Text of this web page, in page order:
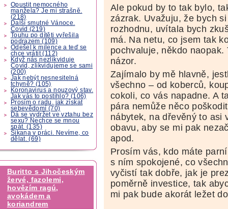
Opustit nemocného
manžela? Je mi strašně.
(218)
Další smutné Vánoce.
Covid (219)
Touhu po dítěti vyřešila
podrazem (109)
Odešel k milence a teď se
chce vrátit (112)
Když nás nezlikviduje
Covid, zlikvidujeme se sami
(200)
Jak nebýt nesnesitelná
tchyně? (105)
Koronavirus a nouzový stav.
Jak vás to postihlo? (106)
Prosím o radu, jak získat
sebevědomí (70)
Dá se vydržet ve vztahu bez
sexu? Nechce se mnou
spát. (135)
Šikana v práci. Nevíme, co
dělat. (69)
Buritto s Jihočeským
žervé, fazolemi,
hovězím ragú,
avokádem a
koriandrem
Ale pokud by to tak bylo,
zázrak. Uvažuju, že bych
rozhodnu, uvítala bych
má. Na netu, co jsem tak
pochvaluje, někdo
názor.
Zajímalo by mě hlavně,
všechno – od koberců,
cokoli, co vás napadne. A
pára nemůže něco
nábytek, na dřevěný to asi
obavu, aby se mi pak
apod.
Prosím vás, kdo máte
s ním spokojené, co
vyčistí tak dobře, jak je
poměrně investice, tak
mi pak bude akorát ležet